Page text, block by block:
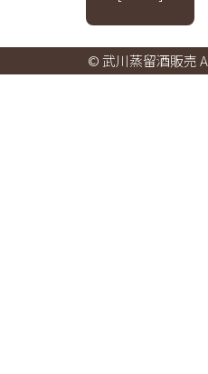
© 武川蒸留酒販売